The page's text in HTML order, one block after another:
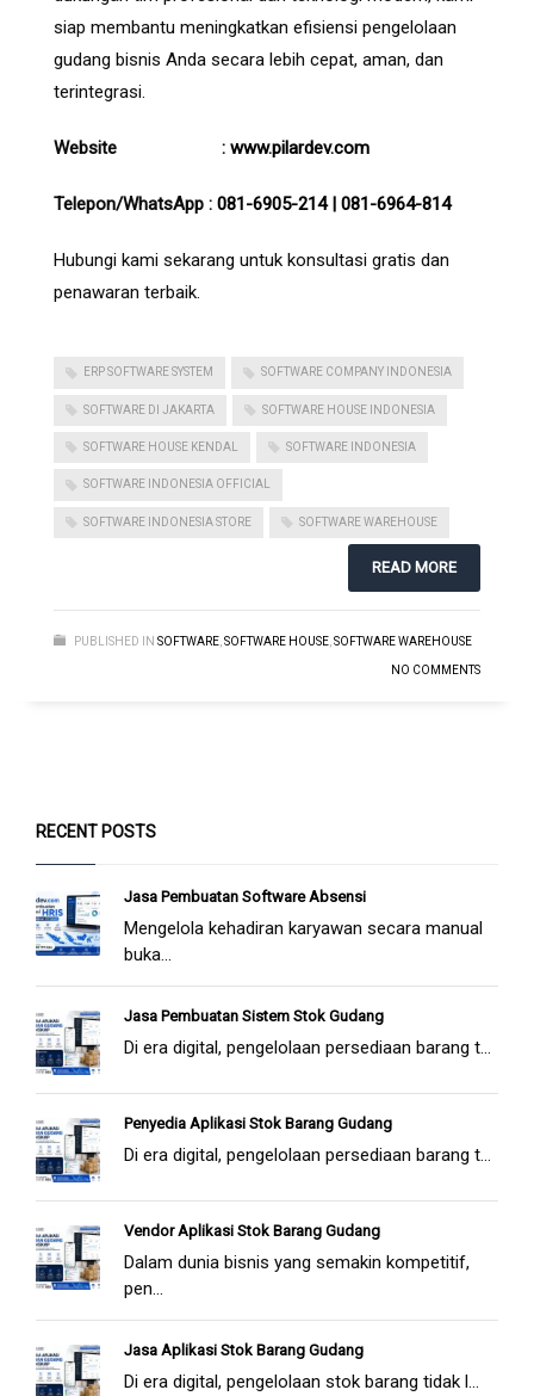
siap membantu meningkatkan efisiensi pengelolaan
gudang bisnis Anda secara lebih cepat, aman, dan
terintegrasi.
Website : www.pilardev.com
Telepon/WhatsApp : 081-6905-214| 081-6964-814
Hubungi kami sekarang untuk konsultasi gratis dan
penawaran terbaik.
ERP SOFTWARE SYSTEM SOFTWARE COMPANY INDONESIA
SOFTWARE DI JAKARTA SOFTWARE HOUSE INDONESIA
SOFTWARE HOUSE KENDAL SOFTWARE INDONESIA
SOFTWARE INDONESIA OFFICIAL
SOFTWARE INDONESIA STORE SOFTWARE WAREHOUSE
READ MORE
PUBLISHED IN SOFTWARE SOFTWARE HOUSE SOFTWARE WAREHOUSE
NO COMMENTS
RECENT POSTS
Jasa Pembuatan Software Absensi
Mengelola kehadiran karyawan secara manual
buka...
Jasa Pembuatan Sistem Stok Gudang
Di era digital, pengelolaan persediaan barang t...
Penyedia Aplikasi Stok Barang Gudang
Di era digital, pengelolaan persediaan barang t...
Vendor Aplikasi Stok Barang Gudang
Dalam dunia bisnis yang semakin kompetitif,
pen...
Jasa Aplikasi Stok Barang Gudang
Di era digital, pengelolaan stok barang tidak l...